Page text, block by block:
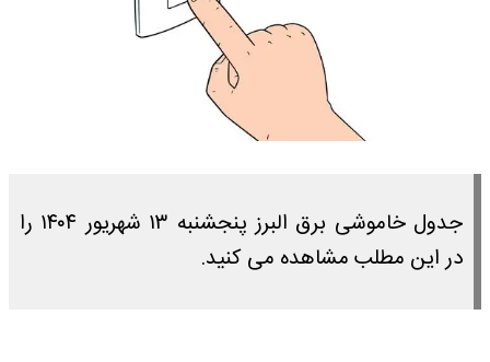
جدول خاموشی برق البرز پنجشنبه ۱۳ شهریور ۱۴۰۴ را
در این مطلب مشاهده می کنید.